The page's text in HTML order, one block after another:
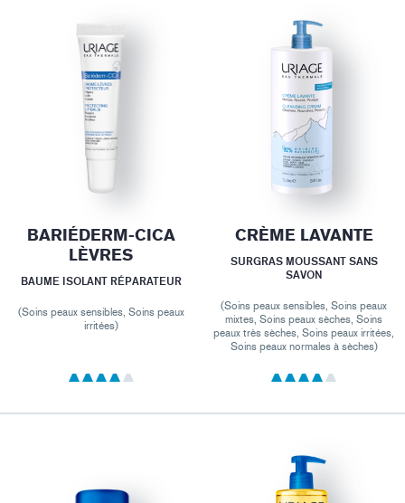
BARIÉDERM-CICA
LÈVRES
BAUME ISOLANT RÉPARATEUR
(Soins peaux sensibles, Soins peaux
irritées)
CRÈME LAVANTE
SURGRAS MOUSSANT SANS
SAVON
(Soins peaux sensibles, Soins peaux
mixtes, Soins peaux sèches, Soins
peaux très sèches, Soins peaux irritées,
Soins peaux normales à sèches)